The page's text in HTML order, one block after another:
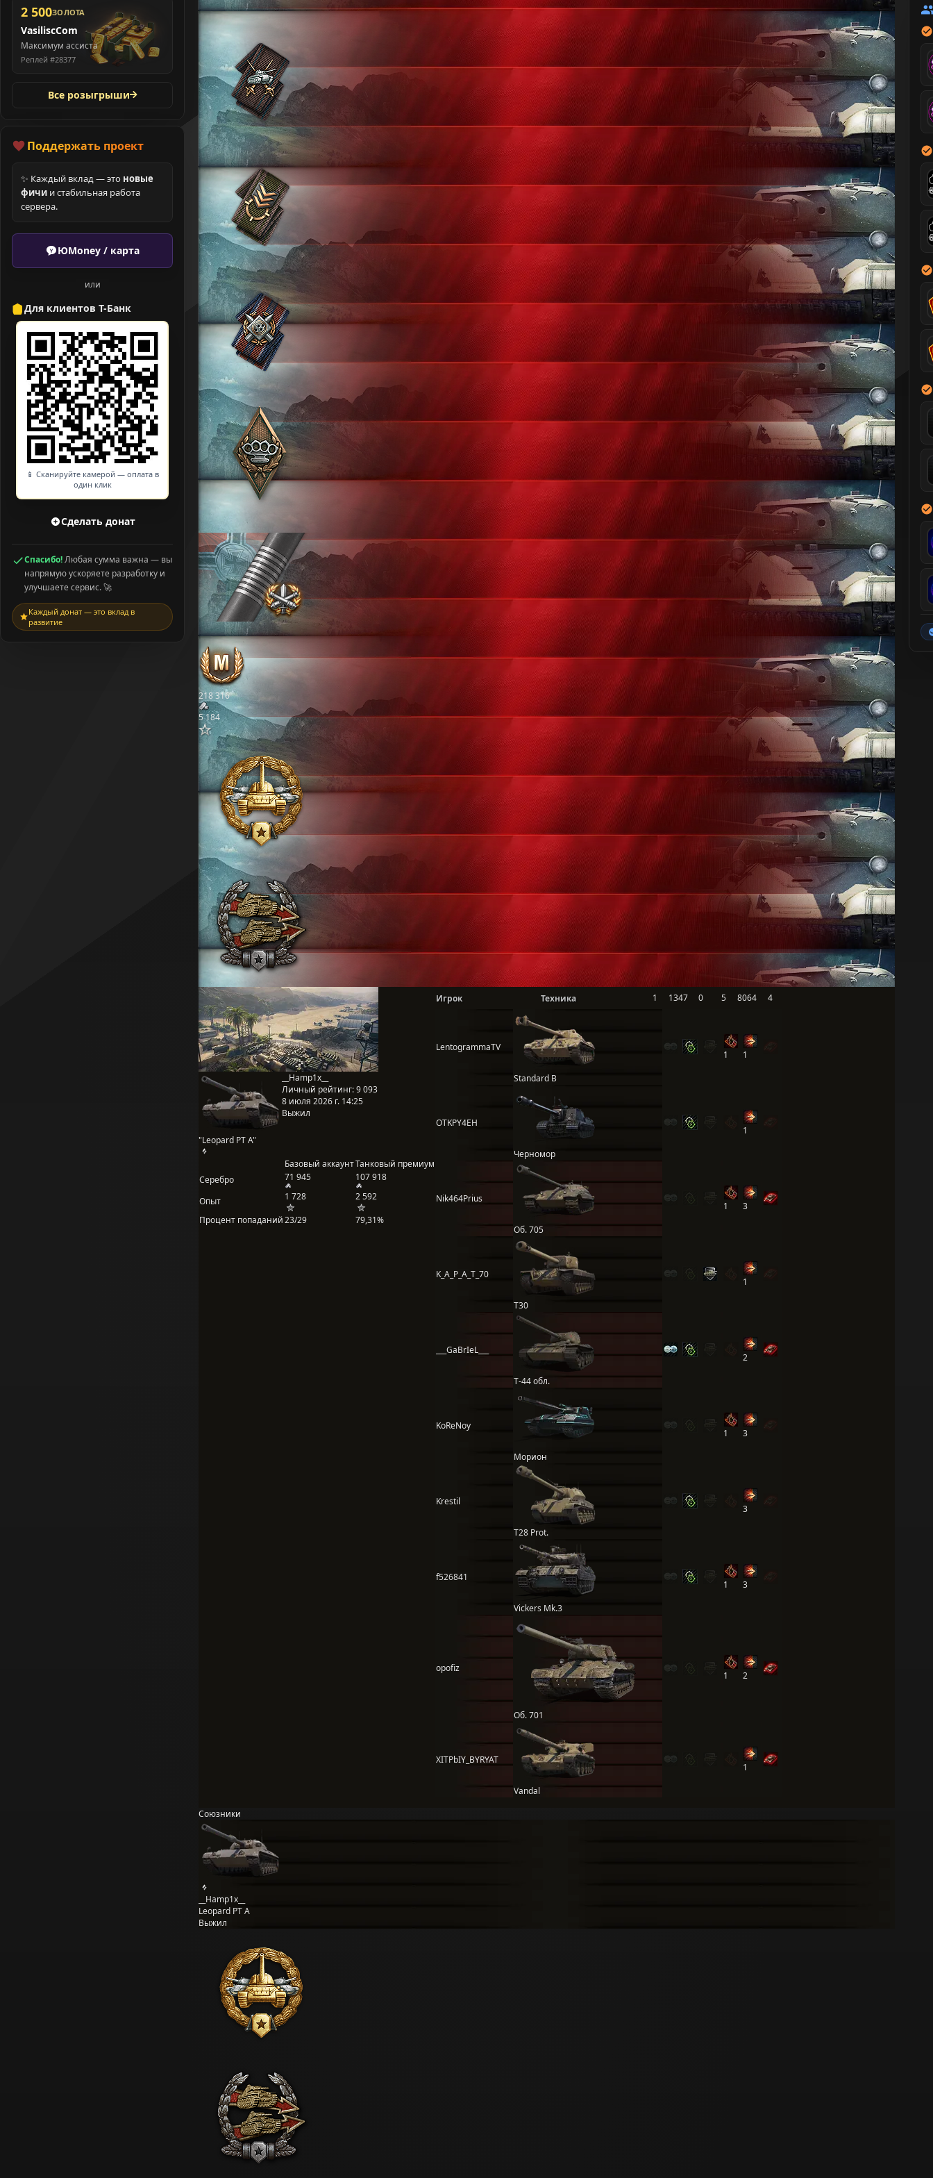
2 500ЗОЛОТА
VasiliscCom
Максимум ассиста
Реплей #28377
Все розыгрыши
Поддержать проект
✨ Каждый вклад — это новые
фичи и стабильная работа
сервера.
ЮMoney / карта
или
Для клиентов Т-Банк
📱 Сканируйте камерой — оплата в
один клик
Сделать донат
Спасибо!Любая сумма важна — вы
напрямую ускоряете разработку и
улучшаете сервис. 🚀
Каждый донат — это вклад в
развитие
218 316
5 184
"Leopard PT A"
__Hamp1x__
Личный рейтинг:9 093
8 июля 2026 г. 14:25
Выжил
Базовый аккаунтТанковый премиум
Серебро
71 945 107 918
Опыт 1 728
2 592
Процент попаданий23/29 79,31%
Игрок Техника 1 1347 0 5 8064 4
LentogrammaTV
Standard B
1 1
OTKPY4EH
Черномор
1
Nik464Prius
Об. 705
1 3
K_A_P_A_T_70
T30
1
___GaBrIeL___
Т-44 обл.
2
KoReNoy
Морион
1 3
Krestil
T28 Prot.
3
f526841
Vickers Mk.3
1 3
opofiz
Об. 701
1 2
XITPbIY_BYRYAT
Vandal
1
Союзники
__Hamp1x__
Leopard PT A
Выжил